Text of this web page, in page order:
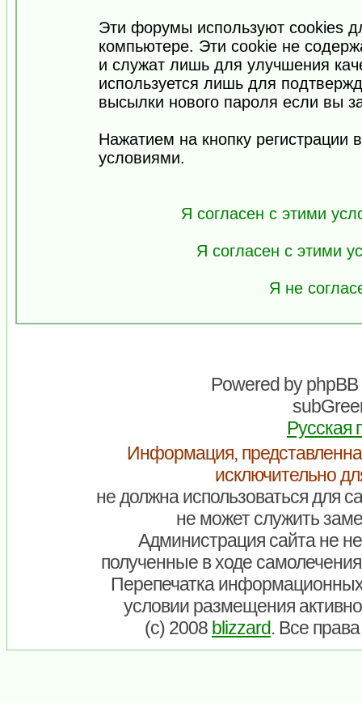
Эти форумы используют cookies
компьютере. Эти cookie не
и служат лишь для улучшения
используется лишь для
высылки нового пароля если вы
Нажатием на кнопку регистрации
условиями.
Я согласен с этими
Я согласен с этими
Я не
Powered byphpBB
Русская
Информация,
исключительно
не должна использоваться для
не может служить
Администрация сайта не
полученные в ходе
Перепечатка
условии размещения
(c) 2008 blizzard. Все